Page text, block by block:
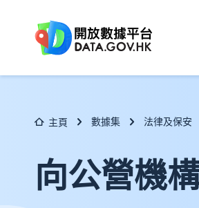
主頁 數據集 法律及保安
向公營機